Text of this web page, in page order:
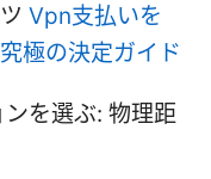
Vpn支払いを
極の決定ガイド
を選ぶ: 物理距